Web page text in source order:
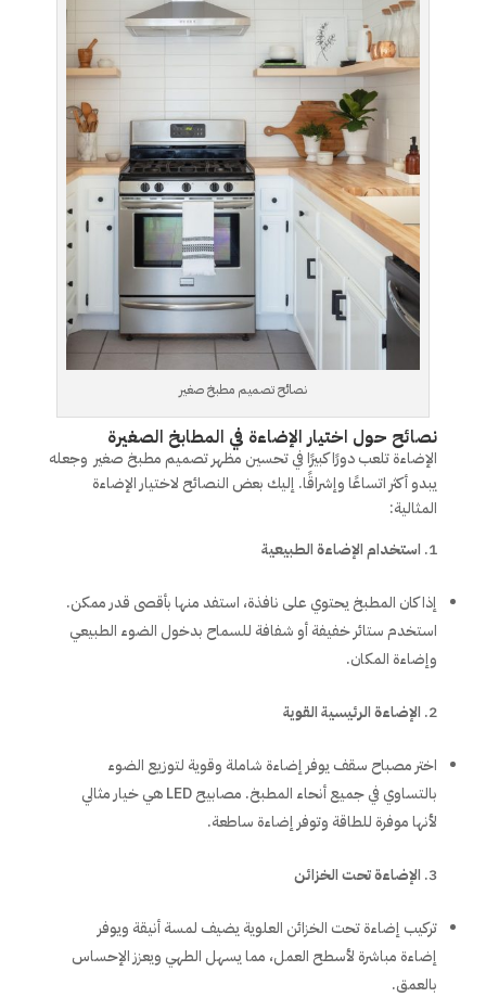
نصائح تصميم مطبخ صغير
نصائح حول اختيار الإضاءة في المطابخ الصغيرة
الإضاءة تلعب دورًا كبيرًا في تحسين مظهر تصميم مطبخ صغير وجعله
يبدو أكثر اتساعًا وإشراقًا. إليك بعض النصائح لاختيار الإضاءة
المثالية:
استخدام الإضاءة الطبيعية
إذا كان المطبخ يحتوي على نافذة، استفد منها بأقصى قدر ممكن.
استخدم ستائر خفيفة أو شفافة للسماح بدخول الضوء الطبيعي
وإضاءة المكان.
الإضاءة الرئيسية القوية
اختر مصباح سقف يوفر إضاءة شاملة وقوية لتوزيع الضوء
بالتساوي في جميع أنحاء المطبخ. مصابيح LED هي خيار مثالي
لأنها موفرة للطاقة وتوفر إضاءة ساطعة.
الإضاءة تحت الخزائن
تركيب إضاءة تحت الخزائن العلوية يضيف لمسة أنيقة ويوفر
إضاءة مباشرة لأسطح العمل، مما يسهل الطهي ويعزز الإحساس
بالعمق.